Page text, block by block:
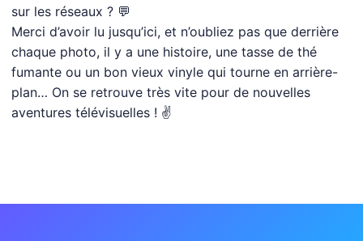
sur les réseaux ? 💬
Merci d’avoir lu jusqu’ici, et n’oubliez pas que derrière
chaque photo, il y a une histoire, une tasse de thé
fumante ou un bon vieux vinyle qui tourne en arrière-
plan… On se retrouve très vite pour de nouvelles
aventures télévisuelles ! ✌